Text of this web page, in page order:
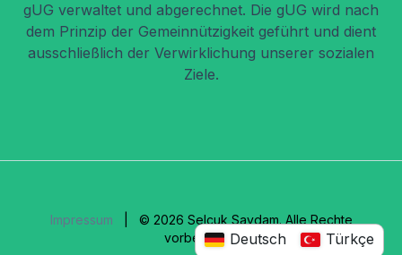
gUG verwaltet und abgerechnet. Die gUG wird nach
dem Prinzip der Gemeinnützigkeit geführt und dient
ausschließlich der Verwirklichung unserer sozialen
Ziele.
Impressum | © 2026 Selcuk Saydam. Alle Rechte
vorbehalten.Deutsch Türkçe